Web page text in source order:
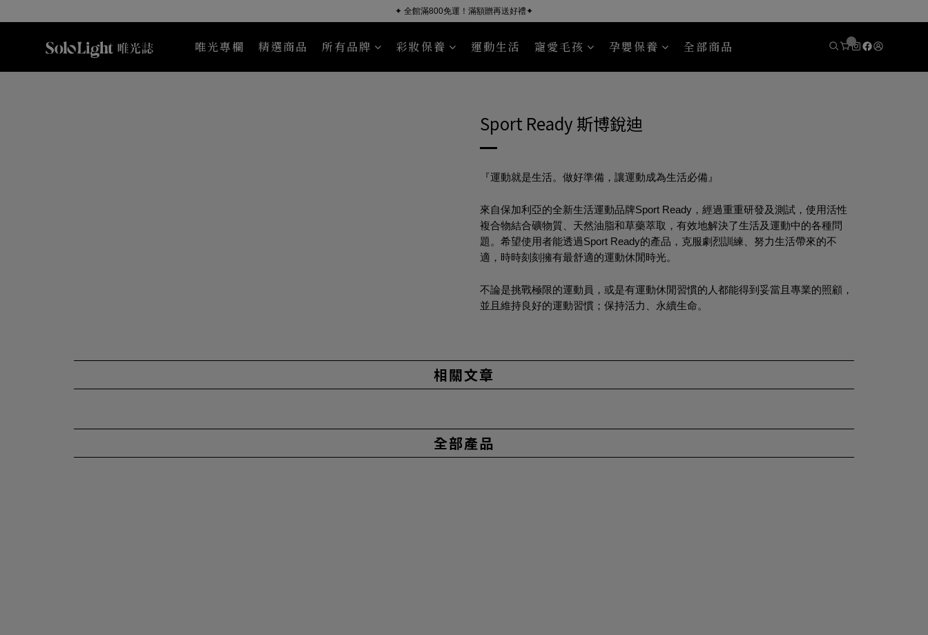
✦ 全館滿800免運！滿額贈再送好禮✦
唯光專欄 精選商品 所有品牌 彩妝保養 運動生活 寵愛毛孩 孕嬰保養 全部商品
Sport Ready 斯博銳迪
『運動就是生活。做好準備，讓運動成為生活必備』
來自保加利亞的全新生活運動品牌Sport Ready，經過重重研發及測試，使用活性
複合物結合礦物質、天然油脂和草藥萃取，有效地解決了生活及運動中的各種問
題。希望使用者能透過Sport Ready的產品，克服劇烈訓練、努力生活帶來的不
適，時時刻刻擁有最舒適的運動休閒時光。
不論是挑戰極限的運動員，或是有運動休閒習慣的人都能得到妥當且專業的照顧，
並且維持良好的運動習慣；保持活力、永續生命。
相關文章
全部產品